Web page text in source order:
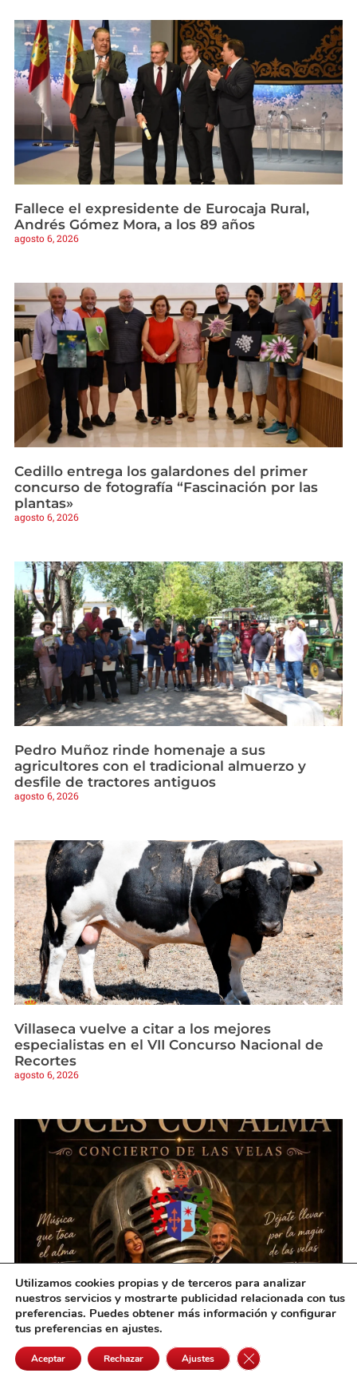
Fallece el expresidente de Eurocaja Rural,
Andrés Gómez Mora, a los 89 años
agosto 6, 2026
Cedillo entrega los galardones del primer
concurso de fotografía “Fascinación por las
plantas»
agosto 6, 2026
Pedro Muñoz rinde homenaje a sus
agricultores con el tradicional almuerzo y
desfile de tractores antiguos
agosto 6, 2026
Villaseca vuelve a citar a los mejores
especialistas en el VII Concurso Nacional de
Recortes
agosto 6, 2026
Villanueva de Alcardete vivirá una noche
mágica de música bajo la luz de las velas
agosto 6, 2026
Utilizamos cookies propias y de terceros para analizar
nuestros servicios y mostrarte publicidad relacionada con tus
preferencias. Puedes obtener más información y configurar
tus preferencias en ajustes.
Aceptar Rechazar Ajustes Cerrar el banner de